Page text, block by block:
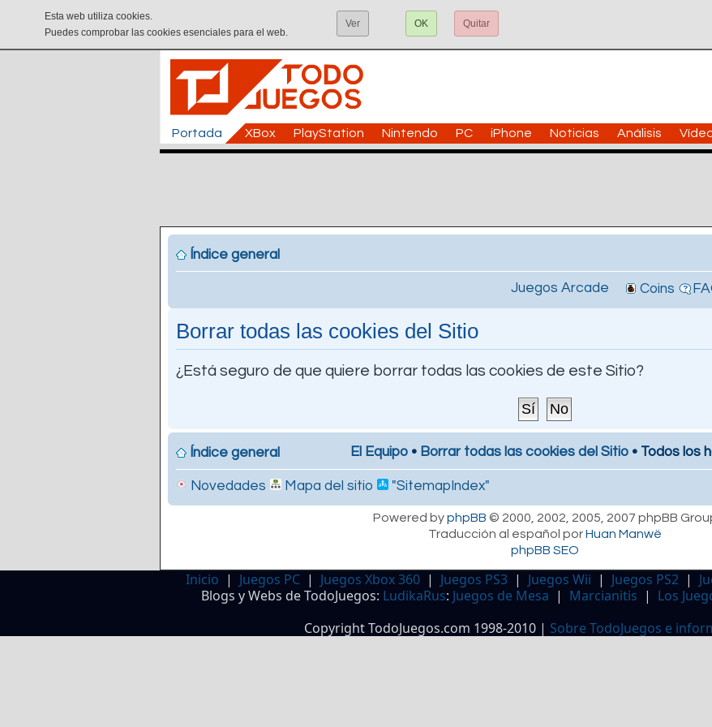
Esta web utiliza cookies.
Puedes comprobar las cookies esenciales para el web.
Ver OK Quitar
Portada XBox PlayStation Nintendo PC iPhone Noticias Análisis
Índice general
Juegos Arcade Coins
Borrar todas las cookies del Sitio
¿Está seguro de que quiere borrar todas las cookies de este Sitio?
Índice general El Equipo • Borrar todas las cookies del Sitio • Todos los
Novedades Mapa del sitio "SitemapIndex"
Powered byphpBB © 2000, 2002, 2005, 2007 phpBB
Traducción al español porHuan Manwë
phpBB SEO
Inicio | Juegos PC | Juegos Xbox 360 | Juegos PS3 | Juegos Wii | Juegos PS2 |
Blogs y Webs de TodoJuegos: LudikaRus: Juegos de Mesa | Marcianitis | Los
Copyright TodoJuegos.com 1998-2010 | Sobre TodoJuegos e